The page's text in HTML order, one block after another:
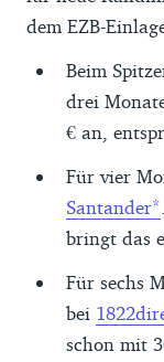
dem EZB-
Beim
drei
€ an,
Für vier
Santander
bringt das
Für sechs
bei
schon mit